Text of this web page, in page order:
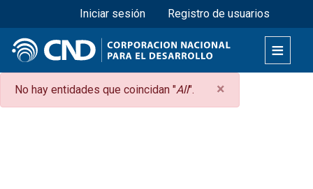
Pasar
al
contenido
principal
Menú superior
Iniciar sesión Registro de usuarios
×
Mensaje
de
No hay entidades que coincidan "All".